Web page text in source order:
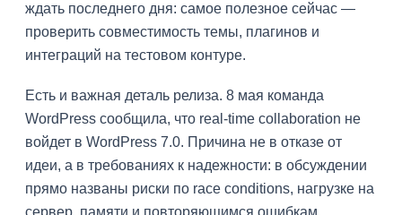
ждать последнего дня: самое полезное сейчас —
проверить совместимость темы, плагинов и
интеграций на тестовом контуре.
Есть и важная деталь релиза. 8 мая команда
WordPress сообщила, что real-time collaboration не
войдет в WordPress 7.0. Причина не в отказе от
идеи, а в требованиях к надежности: в обсуждении
прямо названы риски по race conditions, нагрузке на
сервер, памяти и повторяющимся ошибкам,